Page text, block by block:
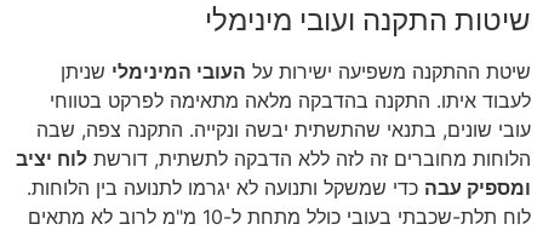
שיטות התקנה ועובי מינימלי
שיטת ההתקנה משפיעה ישירות על העובי המינימלישניתן
לעבוד איתו. התקנה בהדבקה מלאה מתאימה לפרקט בטווחי
עובי שונים, בתנאי שהתשתית יבשה ונקייה. התקנה צפה, שבה
הלוחות מחוברים זה לזה ללא הדבקה לתשתית, דורשת לוח יציב
ומספיק עבהכדי שמשקל ותנועה לא יגרמו לתנועה בין הלוחות.
לוח תלת-שכבתי בעובי כולל מתחת ל-10 מ"מ לרוב לא מתאים